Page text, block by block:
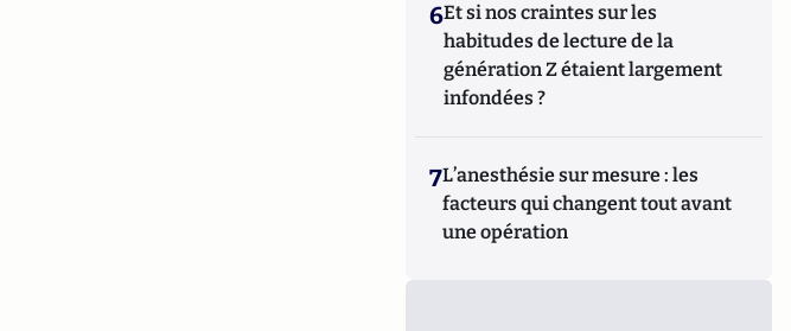
6Et si nos craintes sur les
habitudes de lecture de la
génération Z étaient largement
infondées ?
7L’anesthésie sur mesure : les
facteurs qui changent tout avant
une opération